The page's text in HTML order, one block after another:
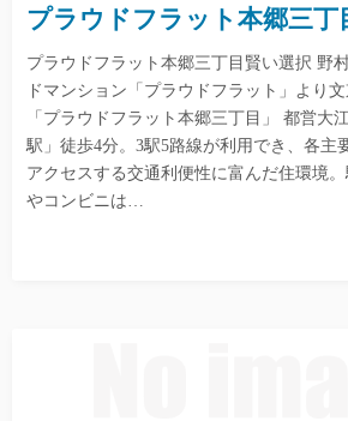
プラウドフラット本郷三丁
プラウドフラット本郷三丁目賢い選択 野
ドマンション「プラウドフラット」より
「プラウドフラット本郷三丁目」 都営大
駅」徒歩4分。3駅5路線が利用でき、各主
アクセスする交通利便性に富んだ住環境
やコンビニは…